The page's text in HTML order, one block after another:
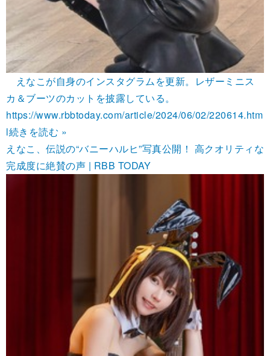
えなこが自身のインスタグラムを更新。レザーミニス
カ＆ブーツのカットを披露している。
https://www.rbbtoday.com/article/2024/06/02/220614.htm
l続きを読む »
えなこ、伝説の“バニーハルヒ”写真公開！ 高クオリティな
完成度に絶賛の声 | RBB TODAY